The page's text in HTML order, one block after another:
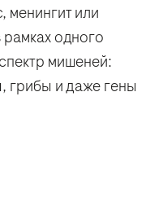
менингит или
одного
мишеней:
грибы и даже гены